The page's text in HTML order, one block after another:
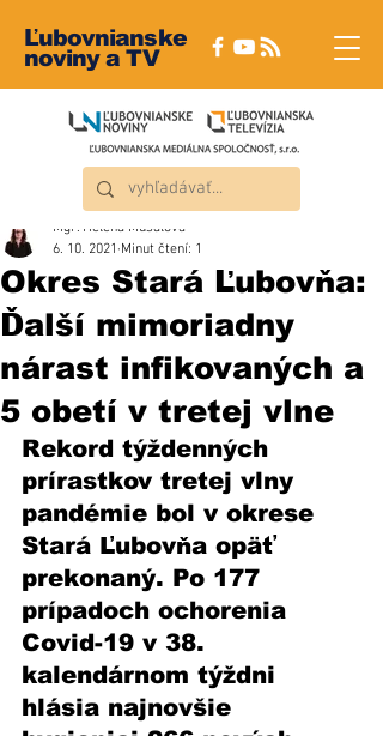
Ľubovnianske
noviny a TV
Okres Stará Ľubovňa:
Ďalší mimoriadny
nárast infikovaných a
5 obetí v tretej vlne
Mgr. Helena Musalová
6. 10. 2021 Minut čtení: 1
Rekord týždenných
prírastkov tretej vlny
pandémie bol v okrese
Stará Ľubovňa opäť
prekonaný. Po 177
prípadoch ochorenia
Covid-19 v 38.
kalendárnom týždni
hlásia najnovšie